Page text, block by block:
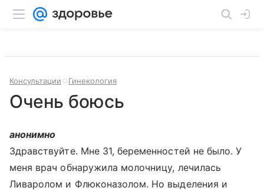
Консультации Гинекология
Очень боюсь
анонимно
Здравствуйте. Мне 31, беременностей не было. У
меня врач обнаружила молочницу, лечилась
Ливаролом и Флюконазолом. Но выделения и